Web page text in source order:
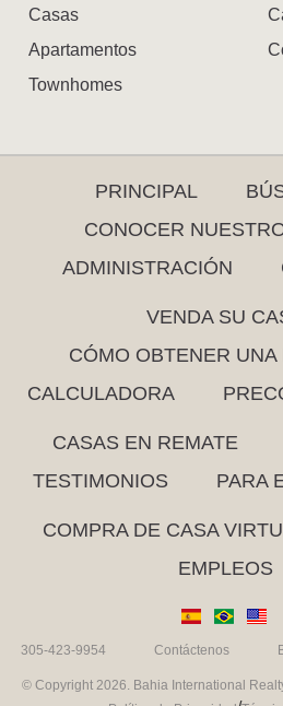
Casas
Apartamentos
Townhomes
PRINCIPAL
CONOCER
ADMINISTRACIÓN
VENDA SU
CÓMO OBTENER
CALCULADORA
CASAS EN REMATE
TESTIMONIOS
PARA
COMPRA DE CASA
EMPLEOS
305-423-9954 Contáctenos
© Copyright 2026. Bahia International